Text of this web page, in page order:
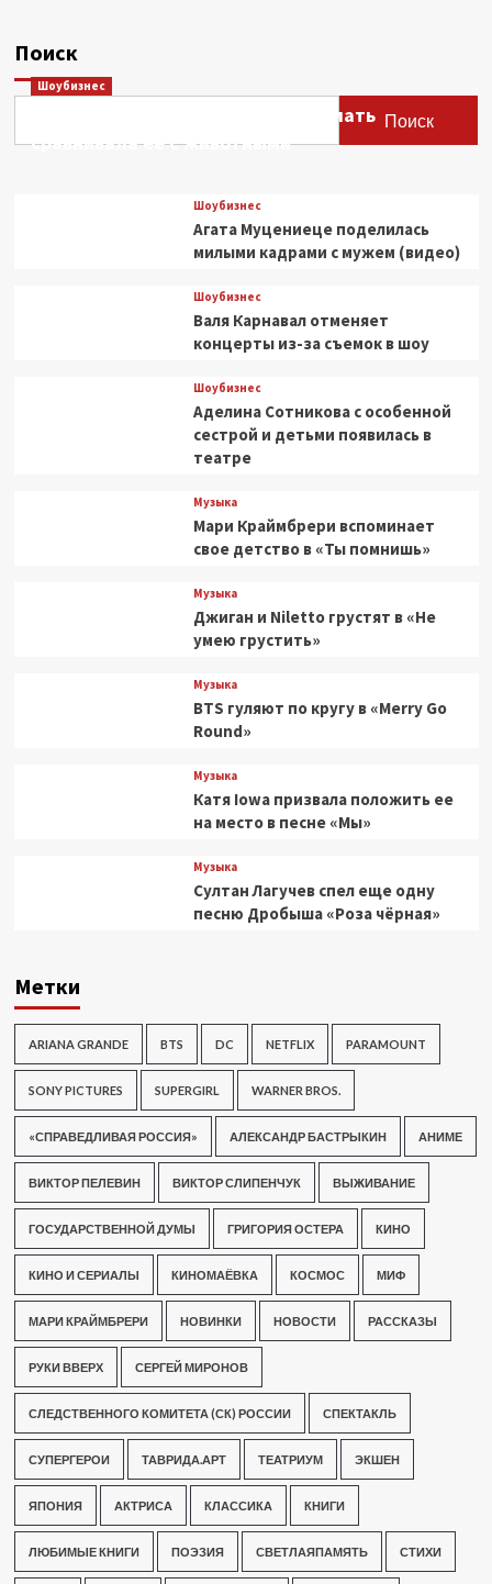
Поиск
Поиск
Шоубизнес
Этери Тутберидзе заявила, что мать
сравнивала ее с животными
Шоубизнес
Агата Муцениеце поделилась
милыми кадрами с мужем (видео)
Шоубизнес
Валя Карнавал отменяет
концерты из-за съемок в шоу
Шоубизнес
Аделина Сотникова с особенной
сестрой и детьми появилась в
театре
Музыка
Мари Краймбрери вспоминает
свое детство в «Ты помнишь»
Музыка
Джиган и Niletto грустят в «Не
умею грустить»
Музыка
BTS гуляют по кругу в «Merry Go
Round»
Музыка
Катя Iowa призвала положить ее
на место в песне «Мы»
Музыка
Султан Лагучев спел еще одну
песню Дробыша «Роза чёрная»
Метки
ARIANA GRANDE BTS DC NETFLIX PARAMOUNT
SONY PICTURES SUPERGIRL WARNER BROS.
«СПРАВЕДЛИВАЯ РОССИЯ» АЛЕКСАНДР БАСТРЫКИН АНИМЕ
ВИКТОР ПЕЛЕВИН ВИКТОР СЛИПЕНЧУК ВЫЖИВАНИЕ
ГОСУДАРСТВЕННОЙ ДУМЫ ГРИГОРИЯ ОСТЕРА КИНО
КИНО И СЕРИАЛЫ КИНОМАЁВКА КОСМОС МИФ
МАРИ КРАЙМБРЕРИ НОВИНКИ НОВОСТИ РАССКАЗЫ
РУКИ ВВЕРХ СЕРГЕЙ МИРОНОВ
СЛЕДСТВЕННОГО КОМИТЕТА (СК) РОССИИ СПЕКТАКЛЬ
СУПЕРГЕРОИ ТАВРИДА.АРТ ТЕАТРИУМ ЭКШЕН
ЯПОНИЯ АКТРИСА КЛАССИКА КНИГИ
ЛЮБИМЫЕ КНИГИ ПОЭЗИЯ СВЕТЛАЯПАМЯТЬ СТИХИ